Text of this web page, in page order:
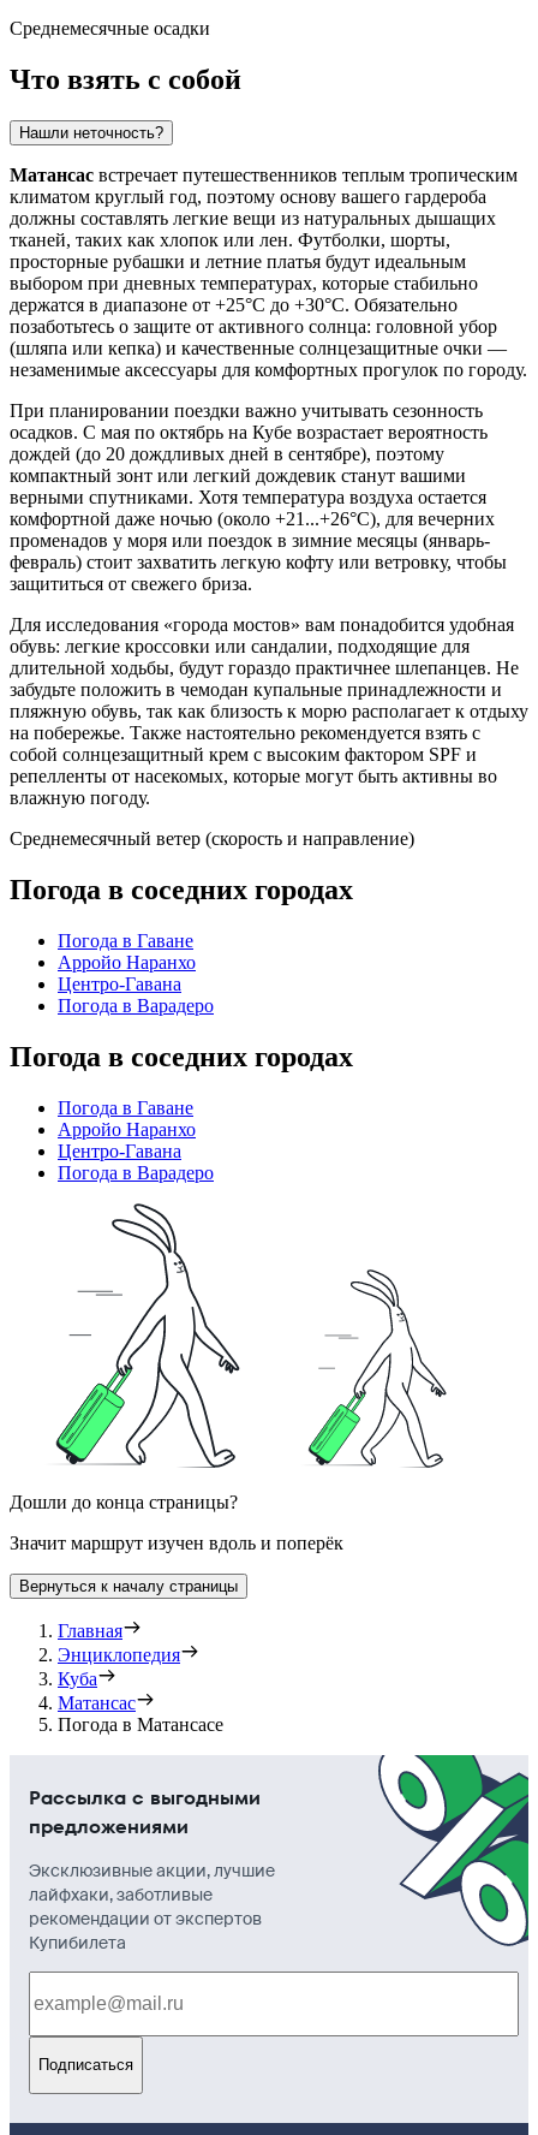
Среднемесячные осадки
Что взять с собой
Нашли неточность?
Матансас встречает путешественников теплым тропическим
климатом круглый год, поэтому основу вашего гардероба
должны составлять легкие вещи из натуральных дышащих
тканей, таких как хлопок или лен. Футболки, шорты,
просторные рубашки и летние платья будут идеальным
выбором при дневных температурах, которые стабильно
держатся в диапазоне от +25°C до +30°C. Обязательно
позаботьтесь о защите от активного солнца: головной убор
(шляпа или кепка) и качественные солнцезащитные очки —
незаменимые аксессуары для комфортных прогулок по городу.
При планировании поездки важно учитывать сезонность
осадков. С мая по октябрь на Кубе возрастает вероятность
дождей (до 20 дождливых дней в сентябре), поэтому
компактный зонт или легкий дождевик станут вашими
верными спутниками. Хотя температура воздуха остается
комфортной даже ночью (около +21...+26°C), для вечерних
променадов у моря или поездок в зимние месяцы (январь-
февраль) стоит захватить легкую кофту или ветровку, чтобы
защититься от свежего бриза.
Для исследования «города мостов» вам понадобится удобная
обувь: легкие кроссовки или сандалии, подходящие для
длительной ходьбы, будут гораздо практичнее шлепанцев. Не
забудьте положить в чемодан купальные принадлежности и
пляжную обувь, так как близость к морю располагает к отдыху
на побережье. Также настоятельно рекомендуется взять с
собой солнцезащитный крем с высоким фактором SPF и
репелленты от насекомых, которые могут быть активны во
влажную погоду.
Среднемесячный ветер (скорость и направление)
Погода в соседних городах
Погода в Гаване
Арройо Наранхо
Центро-Гавана
Погода в Варадеро
Погода в соседних городах
Погода в Гаване
Арройо Наранхо
Центро-Гавана
Погода в Варадеро
Дошли до конца страницы?
Значит маршрут изучен вдоль и поперёк
Вернуться к началу страницы
Главная
Энциклопедия
Куба
Матансас
Погода в Матансасе
Рассылка с выгодными
предложениями
Эксклюзивные акции, лучшие
лайфхаки, заботливые
рекомендации от экспертов
Купибилета
Подписаться